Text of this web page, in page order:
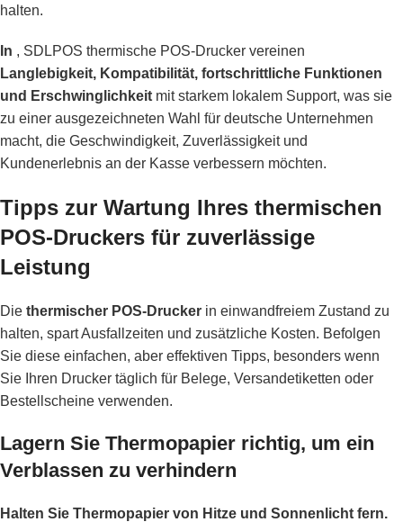
halten.
In , SDLPOS thermische POS-Drucker vereinen
Langlebigkeit, Kompatibilität, fortschrittliche Funktionen
und Erschwinglichkeit mit starkem lokalem Support, was sie
zu einer ausgezeichneten Wahl für deutsche Unternehmen
macht, die Geschwindigkeit, Zuverlässigkeit und
Kundenerlebnis an der Kasse verbessern möchten.
Tipps zur Wartung Ihres thermischen
POS-Druckers für zuverlässige
Leistung
Die thermischer POS-Drucker in einwandfreiem Zustand zu
halten, spart Ausfallzeiten und zusätzliche Kosten. Befolgen
Sie diese einfachen, aber effektiven Tipps, besonders wenn
Sie Ihren Drucker täglich für Belege, Versandetiketten oder
Bestellscheine verwenden.
Lagern Sie Thermopapier richtig, um ein
Verblassen zu verhindern
Halten Sie Thermopapier von Hitze und Sonnenlicht fern.